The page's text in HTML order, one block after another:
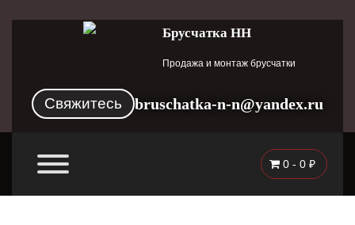
Брусчатка НН
Продажа и монтаж брусчатки
Свяжитесь bruschatka-n-n@yandex.ru
0 - 0 ₽